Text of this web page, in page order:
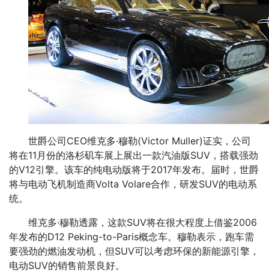
世爵公司CEO维克多·穆勒(Victor Muller)证实，公司
将在11月份的洛杉矶车展上展出一款汽油版SUV，搭载强劲
的V12引擎。该车的纯电动版将于2017年发布。届时，世爵
将与电动飞机制造商Volta Volare合作，研发SUV的电动系
统。
维克多·穆勒透露，这款SUV将在很大程度上借鉴2006
年发布的D12 Peking-to-Paris概念车。穆勒表示，跑车需
要强劲的燃油发动机，但SUV可以考虑环保的新能源引擎，
电动SUV的销售前景良好。